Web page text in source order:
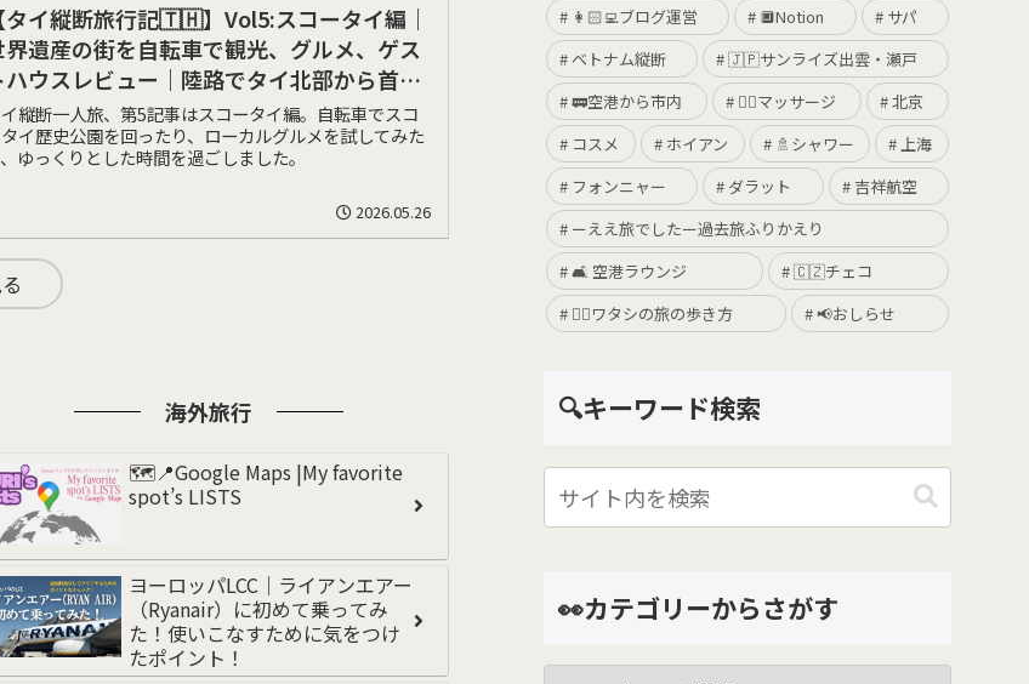
【タイ縦断旅行記🇹🇭】Vol5:スコータイ編｜
界遺産の街を自転車で観光、グルメ、ゲス
ハウスレビュー｜陸路でタイ北部から首都
ンコクを巡る、女一人旅の記録
縦断一人旅、第5記事はスコータイ編。自転車でスコ
イ歴史公園を回ったり、ローカルグルメを試してみた
ゆっくりとした時間を過ごしました。
2026.05.26
海外旅行
🗺️📍Google Maps |My favorite
spot’s LISTS
ヨーロッパLCC｜ライアンエアー
（Ryanair）に初めて乗ってみ
た！使いこなすために気をつけ
たポイント！
👩🏻‍💻ブログ運営
🔲Notion
サパ
ベトナム縦断
🇯🇵サンライズ出雲・瀬戸
🚃空港から市内
💆‍♀️マッサージ
北京
コスメ
ホイアン 🚿シャワー
上海
フォンニャー
ダラット
吉祥航空
ーええ旅でしたー過去旅ふりかえり
🛋 空港ラウンジ
🇨🇿チェコ
🚶‍♀️ワタシの旅の歩き方
📢おしらせ
🔍キーワード検索
👀カテゴリーからさがす